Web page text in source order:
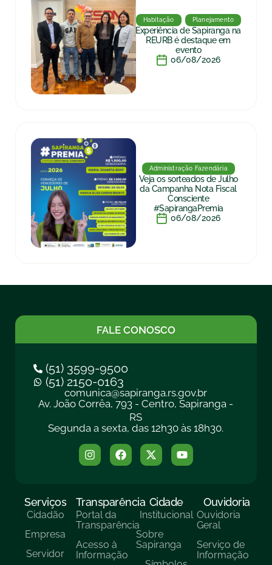
Habitação Planejamento
Experiência de Sapiranga na
REURB é destaque em
evento
06/08/2026
Administração Fazendária
Veja os sorteados de Julho
da Campanha Nota Fiscal
Consciente
#SapirangaPremia
06/08/2026
FALE CONOSCO
(51) 3599-9500
(51) 2150-0163
comunica@sapiranga.rs.gov.br
Av. João Corrêa, 793 - Centro, Sapiranga -
RS
Segunda a sexta, das 12h30 às 18h30.
Serviços
Cidadão
Empresa
Servidor
Transparência
Portal da
Transparência
Acesso à
Informação
Cidade
Institucional
Sobre
Sapiranga
Ouvidoria
Ouvidoria
Geral
Serviço de
Informação